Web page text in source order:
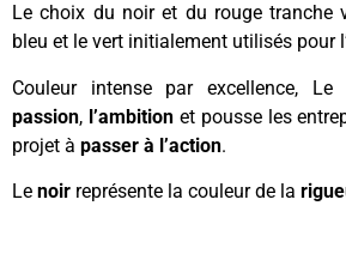
Le choix du noir et du rouge tranche
bleu et le vert initialement utilisés pour
Couleur intense par excellence, Le
passion, l’ambitionet pousse les
projet à passer à l’action.
Le noir représente la couleur de la